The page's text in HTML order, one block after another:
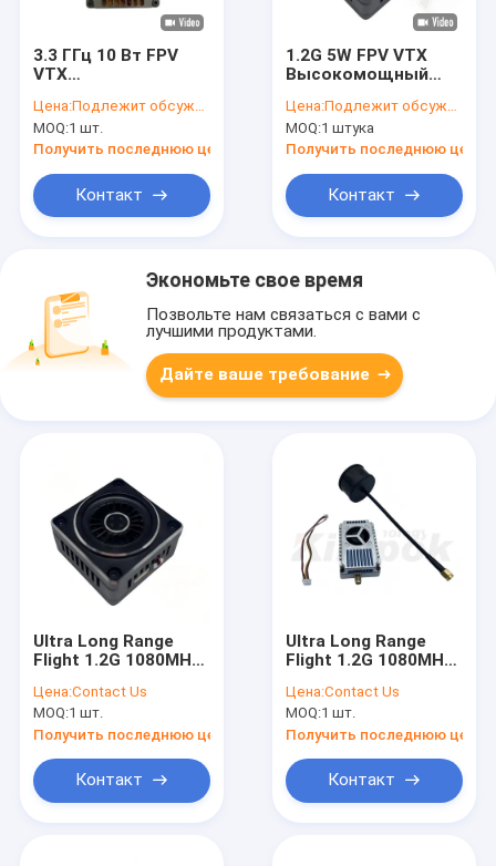
3.3 ГГц 10 Вт FPV
VTX
16CH 40 км
сверхдальний
диапазон
Цена:Подлежит обсуждению
MOQ:1 шт.
Получить последнюю цену
Контакт
1.2G 5W FPV VTX
Высокомощный
для дронов, 1.5 ГГц,
модуль VTX для
БПЛА, 9 каналов
Цена:Подлежит обсуждению
MOQ:1 штука
Получить последнюю цену
Контакт
Экономьте свое время
Позвольте нам связаться с вами с
лучшими продуктами.
Дайте ваше требование
Ultra Long Range
Flight 1.2G 1080MHz-
Переключаемая
мощность
25mW/5000mW FPV
VTX 9CH
Цена:Contact Us
MOQ:1 шт.
Получить последнюю цену
Контакт
Ultra Long Range
Flight 1.2G 1080MHz-
переменная
мощность
1W/2.5W/5W,7.5W,10W
FPV VTX 9CH
Цена:Contact Us
MOQ:1 шт.
Получить последнюю цену
Контакт